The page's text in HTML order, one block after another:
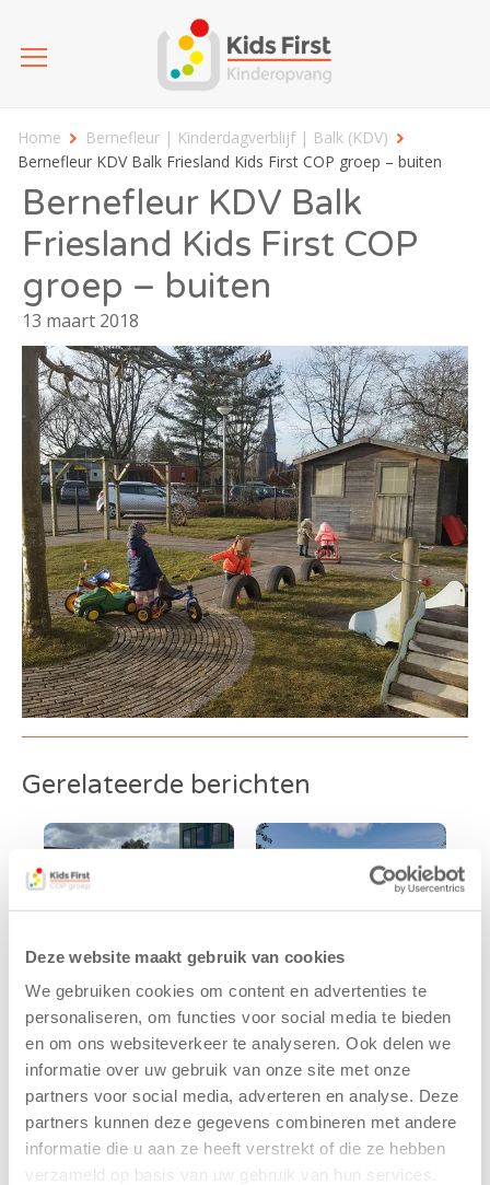
Deze website maakt gebruik van cookies
We gebruiken cookies om content en advertenties te
personaliseren, om functies voor social media te bieden
en om ons websiteverkeer te analyseren. Ook delen we
informatie over uw gebruik van onze site met onze
partners voor social media, adverteren en analyse. Deze
partners kunnen deze gegevens combineren met andere
informatie die u aan ze heeft verstrekt of die ze hebben
verzameld op basis van uw gebruik van hun services.
Home
Bernefleur | Kinderdagverblijf | Balk (KDV)
Bernefleur KDV Balk Friesland Kids First COP groep – buiten
Bernefleur KDV Balk
Friesland Kids First COP
groep – buiten
13 maart 2018
Gerelateerde berichten
Kinderen BSO
De
Westerburcht
trainen alvast
voor Kids First
Mini 4 Mijl
Kids First
tekent
koopcontract
voor nieuw
kindcentrum in
wijk Wiarda in